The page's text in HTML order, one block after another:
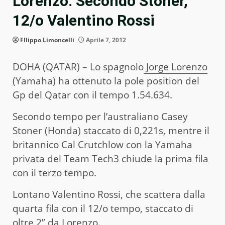
12/o Valentino Rossi
FIlippo Limoncelli Aprile 7, 2012
DOHA (QATAR) – Lo spagnolo Jorge Lorenzo
(Yamaha) ha ottenuto la pole position del
Gp del Qatar con il tempo 1.54.634.
Secondo tempo per l’australiano Casey
Stoner (Honda) staccato di 0,221s, mentre il
britannico Cal Crutchlow con la Yamaha
privata del Team Tech3 chiude la prima fila
con il terzo tempo.
Lontano Valentino Rossi, che scattera dalla
quarta fila con il 12/o tempo, staccato di